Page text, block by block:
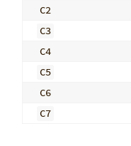
C2
C3
C4
C5
C6
C7